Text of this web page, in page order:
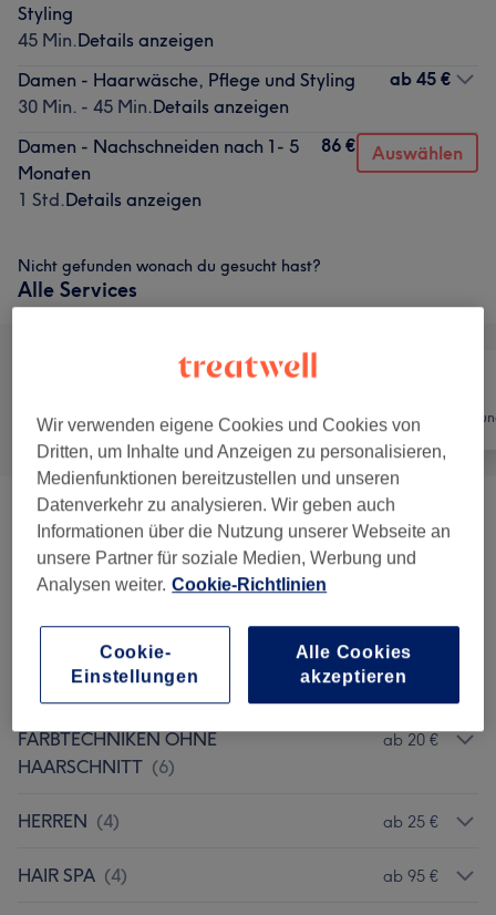
Styling
45 Min.Details anzeigen
Damen - Haarwäsche, Pflege und Styling
30 Min. - 45 Min.Details anzeigen
ab 45 €
Damen - Nachschneiden nach 1- 5
Monaten
1 Std.Details anzeigen
86 € Auswählen
Nicht gefunden wonach du gesucht hast?
Alle Services
Alle Friseur
DAMEN - HAARSCHNITTE ( ab 20 €
DAMEN - STYLINGS (3)
COLOUR ME BEAUTIFUL -
FARBTECHNIKEN MIT HAARSCHNITT (6)
ab 20 €
COLOUR ME BEAUTIFUL -
FARBTECHNIKEN OHNE
HAARSCHNITT (6)
ab 20 €
HERREN (4) ab 25 €
HAIR SPA (4) ab 95 €
Wir verwenden eigene Cookies und Cookies von
Dritten, um Inhalte und Anzeigen zu personalisieren,
Medienfunktionen bereitzustellen und unseren
Datenverkehr zu analysieren. Wir geben auch
Informationen über die Nutzung unserer Webseite an
unsere Partner für soziale Medien, Werbung und
Analysen weiter. Cookie-Richtlinien
Cookie-
Einstellungen
Alle Cookies
akzeptieren